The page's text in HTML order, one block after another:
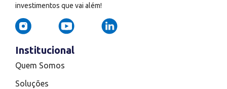
investimentos que vai além!
Institucional
Quem Somos
Soluções